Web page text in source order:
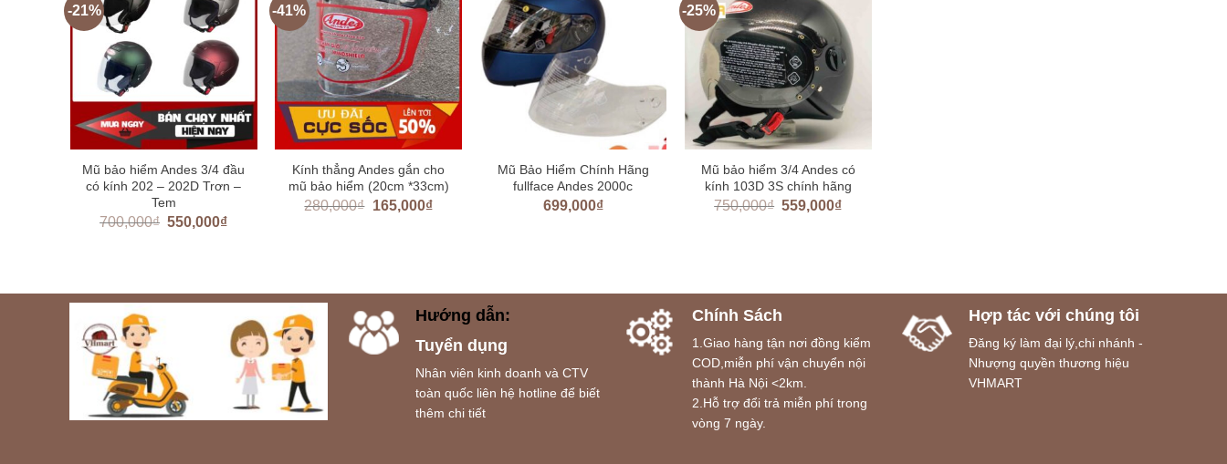
-21%
Mũ bảo hiểm Andes 3/4 đầu
có kính 202 – 202D Trơn –
Tem
700,000₫ 550,000₫
-41%
Kính thẳng Andes gắn cho
mũ bảo hiểm (20cm *33cm)
280,000₫ 165,000₫
Mũ Bảo Hiểm Chính Hãng
fullface Andes 2000c
699,000₫
-25%
Mũ bảo hiểm 3/4 Andes có
kính 103D 3S chính hãng
750,000₫ 559,000₫
Hướng dẫn:
Tuyển dụng
Nhân viên kinh doanh và CTV
toàn quốc liên hệ hotline để biết
thêm chi tiết
Chính Sách
1.Giao hàng tận nơi đồng kiểm
COD,miễn phí vận chuyển nội
thành Hà Nội <2km.
2.Hỗ trợ đổi trả miễn phí trong
vòng 7 ngày.
Hợp tác với chúng tôi
Đăng ký làm đại lý,chi nhánh -
Nhượng quyền thương hiệu
VHMART